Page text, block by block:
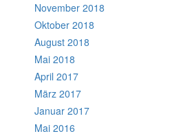
November 2018
Oktober 2018
August 2018
Mai 2018
April 2017
März 2017
Januar 2017
Mai 2016